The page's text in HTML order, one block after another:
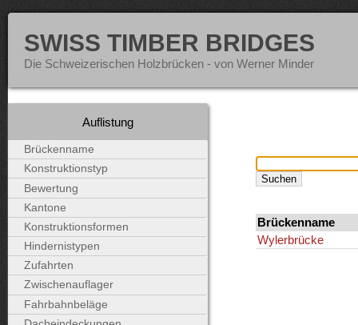
SWISS TIMBER BRIDGES
Die Schweizerischen Holzbrücken - von Werner Minder
Brückenname
Wylerbrücke
Auflistung
Brückenname
Konstruktionstyp
Bewertung
Kantone
Konstruktionsformen
Hindernistypen
Zufahrten
Zwischenauflager
Fahrbahnbeläge